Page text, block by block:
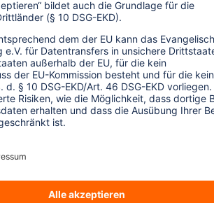
HIV/Aids, Malaria und
steht jedoch noch aus.
großem Interesse"
für innovative
Einnahmen aus einer
nach Schätzungen
auf die ODA-Quote
die Abgabe auf Flugtickets
Mittel mobilisiert würden.